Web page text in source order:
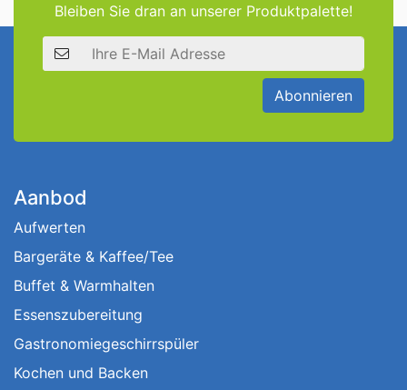
Bleiben Sie dran an unserer Produktpalette!
E-Mail Adresse
Abonnieren
Aanbod
Aufwerten
Bargeräte & Kaffee/Tee
Buffet & Warmhalten
Essenszubereitung
Gastronomiegeschirrspüler
Kochen und Backen